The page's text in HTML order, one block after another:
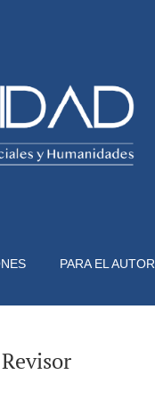
PARA EL AUTOR